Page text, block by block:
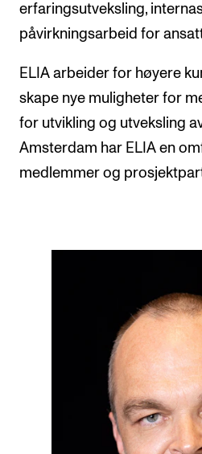
Markedsføring, program og
Låne utstyr – lyd, lys og video
Konsertopptak
ORGANISASJON
Hvem gjør hva i
erfaringsutveksling,
påvirkningsarbeid for
ELIA arbeider for høyere
skape nye muligheter for
for utvikling og utveksling
Amsterdam har ELIA en
medlemmer og